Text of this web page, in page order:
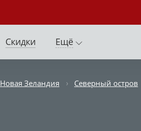
Скидки Ещё
Новая Зеландия Северный остров